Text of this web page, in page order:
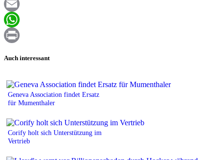
Facebook
Email
WhatsApp
Auch interessant
Geneva Association findet Ersatz
für Mumenthaler
Corify holt sich Unterstützung im
Vertrieb